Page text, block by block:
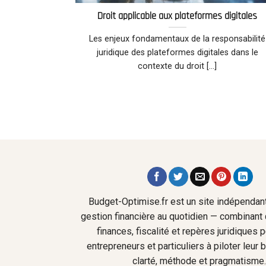
Droit applicable aux plateformes digitales
Les enjeux fondamentaux de la responsabilité
juridique des plateformes digitales dans le
contexte du droit [...]
Budget-Optimise.fr est un site
gestion financière au quotidien — combinant
finances, fiscalité et repères juridiques
entrepreneurs et particuliers à piloter leur
clarté, méthode et pragmatisme.